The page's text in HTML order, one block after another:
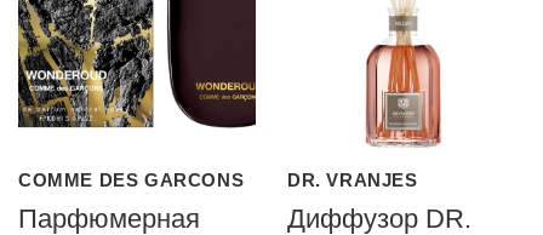
COMME DES GARCONS
Парфюмерная
DR. VRANJES
Диффузор DR.